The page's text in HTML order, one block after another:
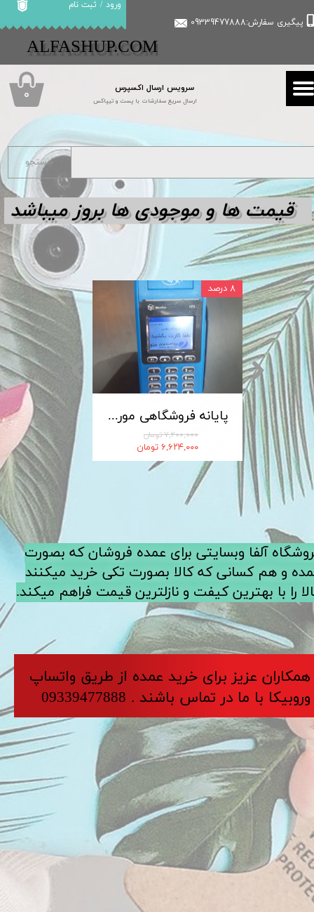
سرویس ارسال اکسپرس
ارسال سریع سفارشات با پست و تیپاکس
پیگیری سفارش:09339477888
ورود / ثبت نام
حساب کاربری من
تغییر گذر واژه
سفارشات
​​ALFASHUP.COM
۰
پایانه فروشگاهی مورفان MoreFun مدل H9
۷,۲۰۰,۰۰۰ تومان
۶,۶۲۴,۰۰۰ تومان
۸ درصد
کابل شارژ MICRO-USB اندروید LDNIO الدینیو مدل XS-07 متراژ 1 متر
جستجو
آلفا وبسایتی برای عمده فروشان که بصورت
و هم کسانی که کالا بصورت تکی خرید میکنند
را با بهترین کیفت و نازلترین قیمت فراهم میکند.
​​​همکاران عزیز برای خرید عمده از طریق واتساپ
وروبیکا با ما در تماس باشند . 09339477888
قیمت ها و موجودی ها بروز میباشد